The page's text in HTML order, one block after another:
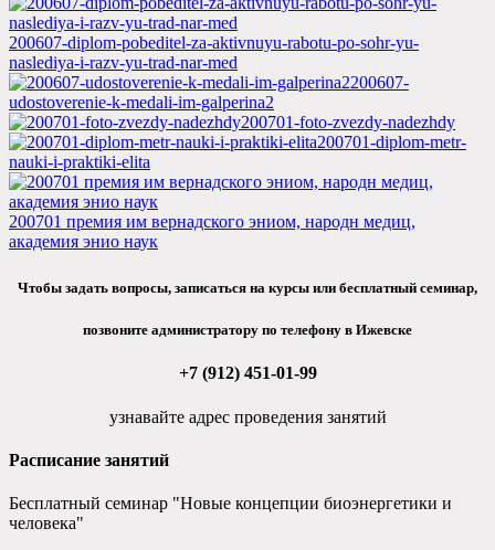
200607-diplom-pobeditel-za-aktivnuyu-rabotu-po-sohr-yu-
naslediya-i-razv-yu-trad-nar-med
200607-
udostoverenie-k-medali-im-galperina2
200701-foto-zvezdy-nadezhdy
200701-diplom-metr-
nauki-i-praktiki-elita
200701 премия им вернадского эниом, народн медиц,
академия энио наук
Чтобы задать вопросы, записаться на курсы или бесплатный семинар,
позвоните администратору по телефону в Ижевске
+7 (912) 451-01-99
узнавайте адрес проведения занятий
Расписание занятий
Бесплатный семинар "Новые концепции биоэнергетики и
человека"